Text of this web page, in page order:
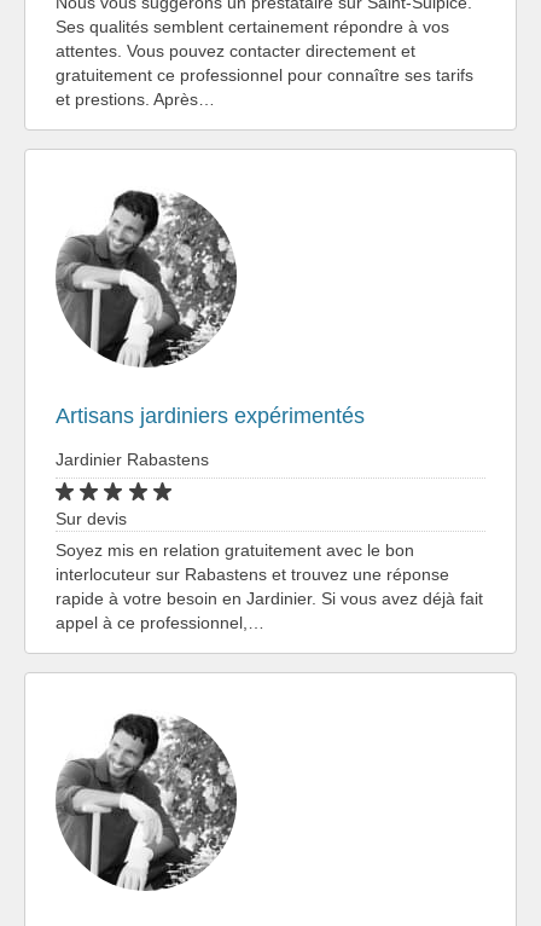
Ses qualités semblent certainement répondre à vos
attentes. Vous pouvez contacter directement et
gratuitement ce professionnel pour connaître ses tarifs
et prestions. Après…
Artisans jardiniers expérimentés
Jardinier Rabastens
Sur devis
Soyez mis en relation gratuitement avec le bon
interlocuteur sur Rabastens et trouvez une réponse
rapide à votre besoin en Jardinier. Si vous avez déjà fait
appel à ce professionnel,…